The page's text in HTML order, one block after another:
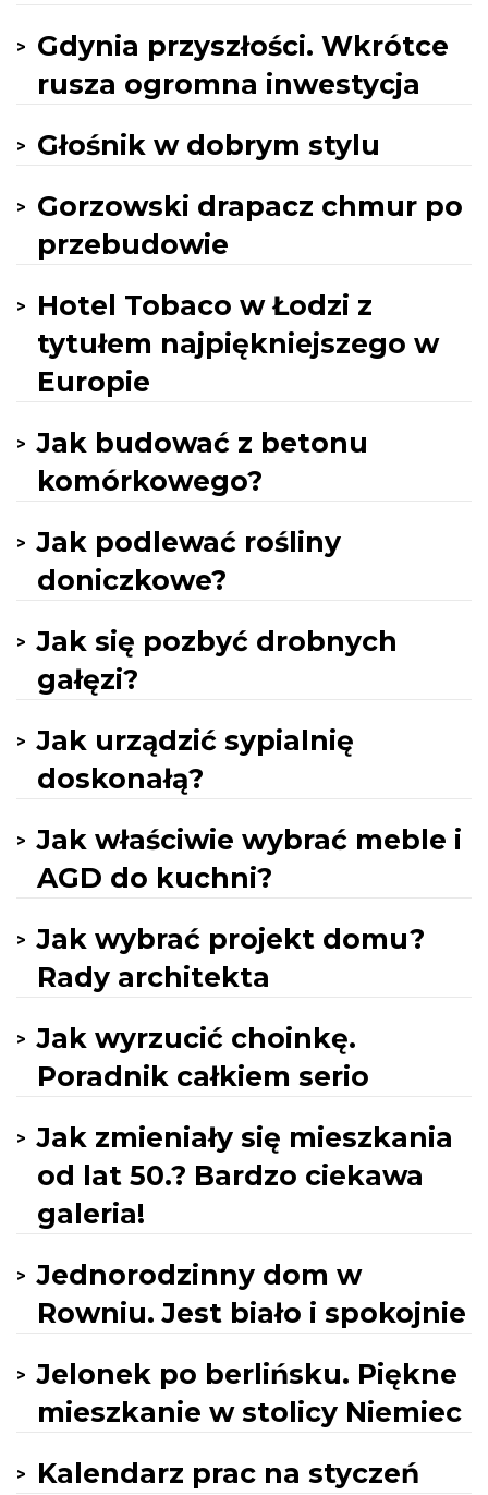
Gdynia przyszłości. Wkrótce
rusza ogromna inwestycja
Głośnik w dobrym stylu
Gorzowski drapacz chmur po
przebudowie
Hotel Tobaco w Łodzi z
tytułem najpiękniejszego w
Europie
Jak budować z betonu
komórkowego?
Jak podlewać rośliny
doniczkowe?
Jak się pozbyć drobnych
gałęzi?
Jak urządzić sypialnię
doskonałą?
Jak właściwie wybrać meble i
AGD do kuchni?
Jak wybrać projekt domu?
Rady architekta
Jak wyrzucić choinkę.
Poradnik całkiem serio
Jak zmieniały się mieszkania
od lat 50.? Bardzo ciekawa
galeria!
Jednorodzinny dom w
Rowniu. Jest biało i spokojnie
Jelonek po berlińsku. Piękne
mieszkanie w stolicy Niemiec
Kalendarz prac na styczeń